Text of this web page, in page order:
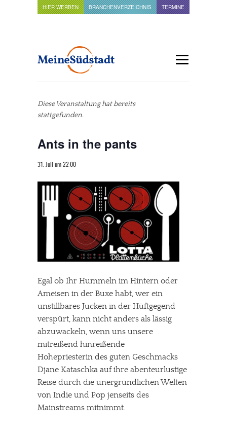
HIER WERBEN BRANCHENVERZEICHNIS TERMINE
Diese Veranstaltung hat bereits
stattgefunden.
Ants in the pants
31. Juli um 22:00
Egal ob Ihr Hummeln im Hintern oder
Ameisen in der Buxe habt, wer ein
unstillbares Jucken in der Hüftgegend
verspürt, kann nicht anders als lässig
abzuwackeln, wenn uns unsere
mitreißend hinreißende
Hohepriesterin des guten Geschmacks
Djane Kataschka auf ihre abenteurlustige
Reise durch die unergründlichen Welten
von Indie und Pop jenseits des
Mainstreams mitnimmt.